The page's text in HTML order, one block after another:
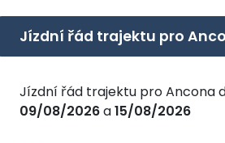
Jízdní řád trajektu pro
Jízdní řád trajektu pro Ancona
09/08/2026a15/08/2026